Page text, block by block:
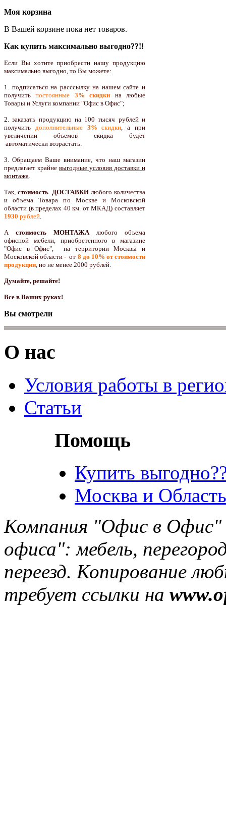
Моя корзина
В Вашей корзине пока нет товаров.
Как купить максимально выгодно??!!
Если Вы хотите приобрести нашу продукцию
максимально выгодно, то Вы можете:
1. подписаться на расссылку на нашем сайте и
получитьпостоянные 3% скидки на любые
Товары и Услуги компании "Офис в Офис";
2. заказать продукцию на 100 тысяч рублей и
получить дополнительные3% скидки, а при
увеличении объемов скидка будет
автоматически возрастать.
3. Обращаем Ваше внимание, что наш магазин
предлагает крайне выгодные условия доставки и
монтажа.
Так, стоимость ДОСТАВКИлюбого количества
и объема Товара по Москве и Московской
области (в пределах 40 км. от МКАД) составляет
1930 рублей.
А стоимость МОНТАЖАлюбого объема
офисной мебели, приобретенного в магазине
"Офис в Офис", на территории Москвы и
Московской области - от 8 до 10% от стоимости
продукции, но не менее 2000 рублей.
Думайте, решайте!
Все в Ваших руках!
Вы смотрели
О нас
Условия работы в
Статьи
Помощь
Купить
Москва и
Компания "Офис в Офис"
офиса": мебель,
переезд. Копирование
требует ссылки на